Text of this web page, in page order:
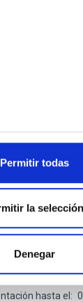
Permitir todas
la selección
Denegar
RAYOS X
UN contrato
y su
dinámicas
clásicos
hasta el